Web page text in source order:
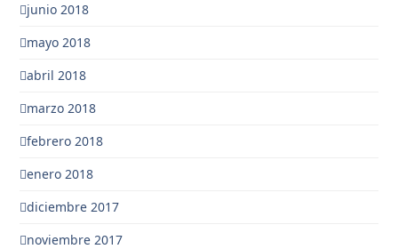
junio 2018
mayo 2018
abril 2018
marzo 2018
febrero 2018
enero 2018
diciembre 2017
noviembre 2017